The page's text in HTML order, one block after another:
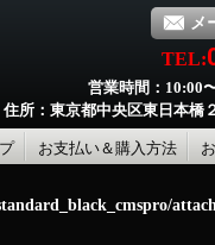
メ
TEL:
営業時間：10:00
住所：東京都中央区東日本
お支払い＆購入方法